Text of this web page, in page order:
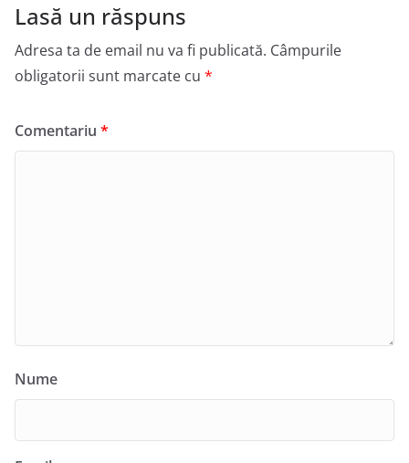
Lasă un răspuns
Adresa ta de email nu va fi publicată. Câmpurile
obligatorii sunt marcate cu *
Comentariu *
Nume